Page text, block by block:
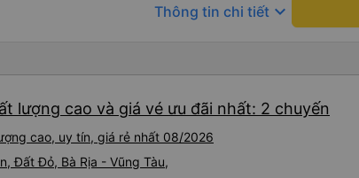
Thông tin chi tiết keyboard_arrow_down
lượng cao và giá vé ưu đãi nhất: 2 chuyến
cao, uy tín, giá rẻ nhất 08/2026
Đất Đỏ, Bà Rịa - Vũng Tàu,